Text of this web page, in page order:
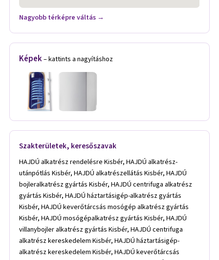
Nagyobb térképre váltás →
Képek– kattints a nagyításhoz
Szakterületek, keresőszavak
HAJDÚ alkatrész rendelésre Kisbér, HAJDÚ alkatrész-
utánpótlás Kisbér, HAJDÚ alkatrészellátás Kisbér, HAJDÚ
bojleralkatrész gyártás Kisbér, HAJDÚ centrifuga alkatrész
gyártás Kisbér, HAJDÚ háztartásigép-alkatrész gyártás
Kisbér, HAJDÚ keverőtárcsás mosógép alkatrész gyártás
Kisbér, HAJDÚ mosógépalkatrész gyártás Kisbér, HAJDÚ
villanybojler alkatrész gyártás Kisbér, HAJDÚ centrifuga
alkatrész kereskedelem Kisbér, HAJDÚ háztartásigép-
alkatrész kereskedelem Kisbér, HAJDÚ keverőtárcsás